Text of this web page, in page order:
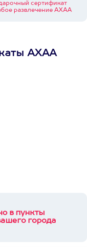
сертификат
развлечение АХАА
АХАА
в пункты
города